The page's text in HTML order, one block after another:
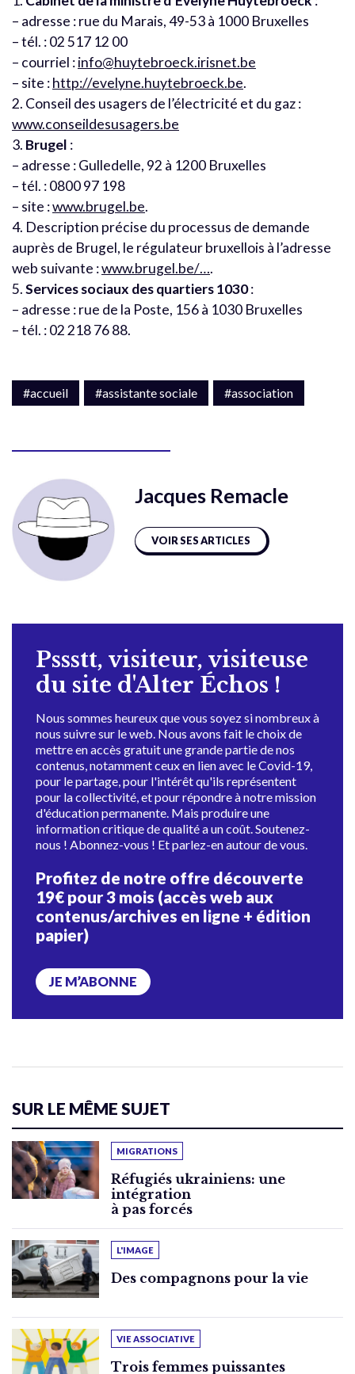
– adresse : rue du Marais, 49-53 à 1000 Bruxelles
– tél. : 02 517 12 00
– courriel :info@huytebroeck.irisnet.be
– site :http://evelyne.huytebroeck.be.
2. Conseil des usagers de l’électricité et du gaz :
www.conseildesusagers.be
3. Brugel :
– adresse : Gulledelle, 92 à 1200 Bruxelles
– tél. : 0800 97 198
– site :www.brugel.be.
4. Description précise du processus de demande
auprès de Brugel, le régulateur bruxellois à l’adresse
web suivante :www.brugel.be/….
5.Services sociaux des quartiers 1030:
– adresse : rue de la Poste, 156 à 1030 Bruxelles
– tél. : 02 218 76 88.
#accueil #assistante sociale #association
Jacques Remacle
VOIR SES ARTICLES
Pssstt, visiteur, visiteuse
du site d'Alter Échos !
Nous sommes heureux que vous soyez si nombreux à
nous suivre sur le web. Nous avons fait le choix de
mettre en accès gratuit une grande partie de nos
contenus, notamment ceux en lien avec le Covid-19,
pour le partage, pour l'intérêt qu'ils représentent
pour la collectivité, et pour répondre à notre mission
d'éducation permanente. Mais produire une
information critique de qualité a un coût. Soutenez-
nous ! Abonnez-vous ! Et parlez-en autour de vous.
Profitez de notre offre découverte
19€ pour 3 mois (accès web aux
contenus/archives en ligne + édition
papier)
JE M’ABONNE
SUR LE MÊME SUJET
MIGRATIONS
Réfugiés ukrainiens: une
intégration
à pas forcés
L'IMAGE
Des compagnons pour la vie
VIE ASSOCIATIVE
Trois femmes puissantes